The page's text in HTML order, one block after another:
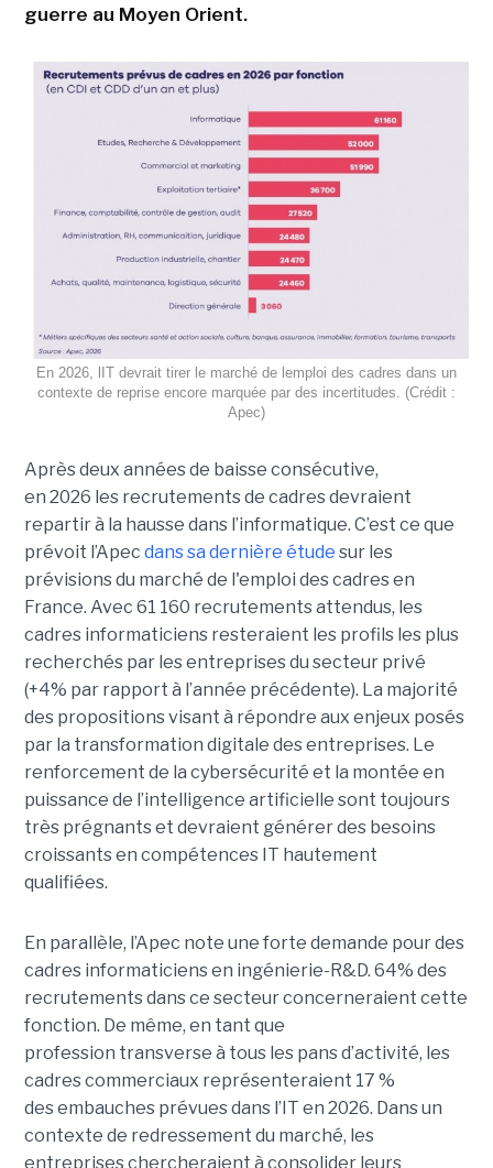
guerre au Moyen Orient.
En 2026, lIT devrait tirer le marché de lemploi des cadres dans un
contexte de reprise encore marquée par des incertitudes. (Crédit :
Apec)
Après deux années de baisse consécutive,
en 2026 les recrutements de cadres devraient
repartir à la hausse dans l’informatique. C’est ce que
prévoit l’Apec dans sa dernière étude sur les
prévisions du marché de l'emploi des cadres en
France. Avec 61 160 recrutements attendus, les
cadres informaticiens resteraient les profils les plus
recherchés par les entreprises du secteur privé
(+4% par rapport à l’année précédente). La majorité
des propositions visant à répondre aux enjeux posés
par la transformation digitale des entreprises. Le
renforcement de la cybersécurité et la montée en
puissance de l’intelligence artificielle sont toujours
très prégnants et devraient générer des besoins
croissants en compétences IT hautement
qualifiées.
En parallèle, l’Apec note une forte demande pour des
cadres informaticiens en ingénierie-R&D. 64% des
recrutements dans ce secteur concerneraient cette
fonction. De même, en tant que
profession transverse à tous les pans d’activité, les
cadres commerciaux représenteraient 17 %
des embauches prévues dans l’IT en 2026. Dans un
contexte de redressement du marché, les
entreprises chercheraient à consolider leurs